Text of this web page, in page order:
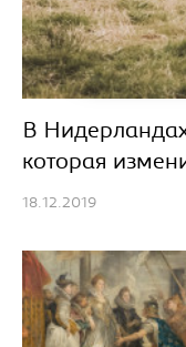
В
которая
18.12.2019